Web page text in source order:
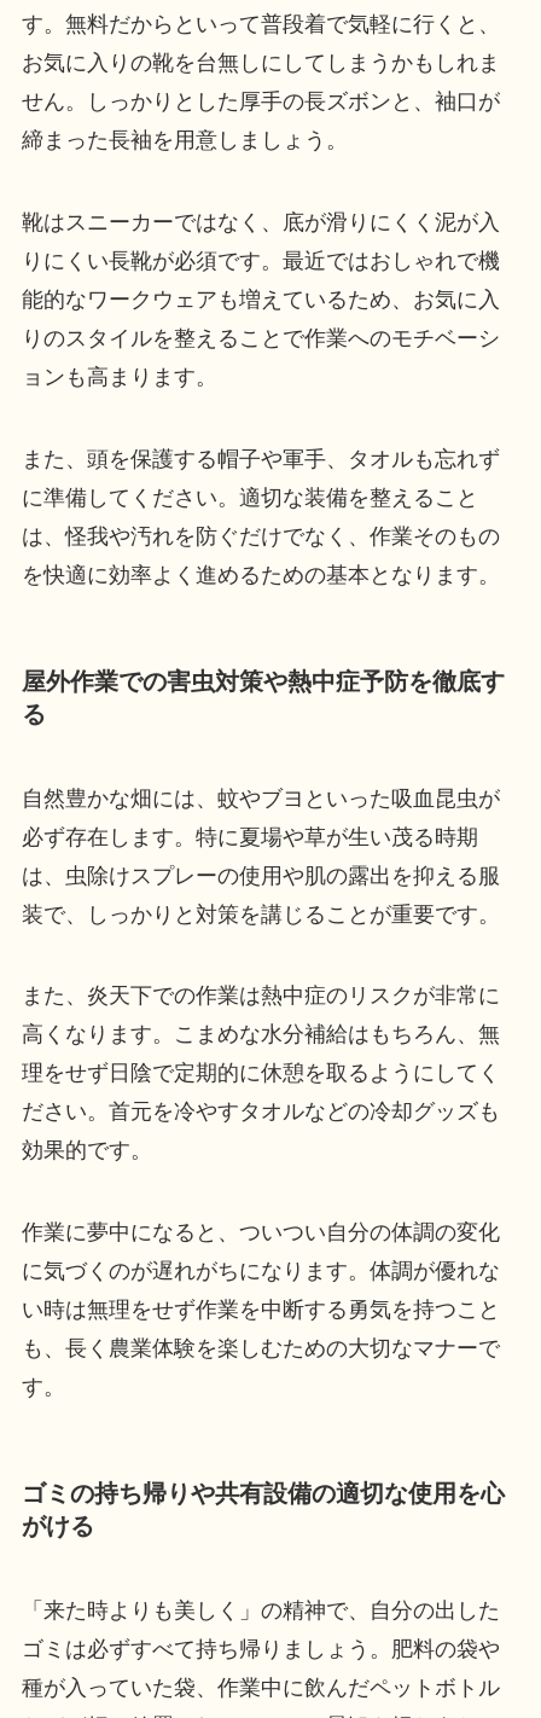
す。無料だからといって普段着で気軽に行くと、
お気に入りの靴を台無しにしてしまうかもしれま
せん。しっかりとした厚手の長ズボンと、袖口が
締まった長袖を用意しましょう。
靴はスニーカーではなく、底が滑りにくく泥が入
りにくい長靴が必須です。最近ではおしゃれで機
能的なワークウェアも増えているため、お気に入
りのスタイルを整えることで作業へのモチベーシ
ョンも高まります。
また、頭を保護する帽子や軍手、タオルも忘れず
に準備してください。適切な装備を整えること
は、怪我や汚れを防ぐだけでなく、作業そのもの
を快適に効率よく進めるための基本となります。
屋外作業での害虫対策や熱中症予防を徹底す
る
自然豊かな畑には、蚊やブヨといった吸血昆虫が
必ず存在します。特に夏場や草が生い茂る時期
は、虫除けスプレーの使用や肌の露出を抑える服
装で、しっかりと対策を講じることが重要です。
また、炎天下での作業は熱中症のリスクが非常に
高くなります。こまめな水分補給はもちろん、無
理をせず日陰で定期的に休憩を取るようにしてく
ださい。首元を冷やすタオルなどの冷却グッズも
効果的です。
作業に夢中になると、ついつい自分の体調の変化
に気づくのが遅れがちになります。体調が優れな
い時は無理をせず作業を中断する勇気を持つこと
も、長く農業体験を楽しむための大切なマナーで
す。
ゴミの持ち帰りや共有設備の適切な使用を心
がける
「来た時よりも美しく」の精神で、自分の出した
ゴミは必ずすべて持ち帰りましょう。肥料の袋や
種が入っていた袋、作業中に飲んだペットボトル